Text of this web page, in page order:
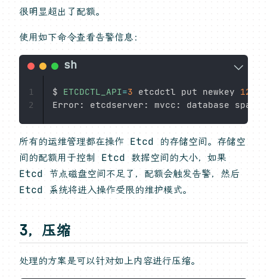
很明显超出了配额。
使用如下命令查看告警信息：
$ ETCDCTL_API=3 etcdctl put newkey 123
1
2
所有的运维管理都在操作 Etcd 的存储空间。存储空
间的配额用于控制 Etcd 数据空间的大小，如果
Etcd 节点磁盘空间不足了，配额会触发告警，然后
Etcd 系统将进入操作受限的维护模式。
3，压缩
处理的方案是可以针对如上内容进行压缩。